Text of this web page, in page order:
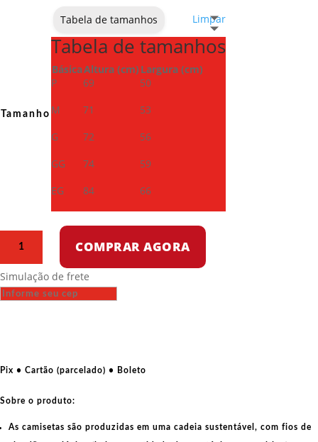
Tamanho
Limpar
Tabela de tamanhos
Tabela de tamanhos
BásicaAltura (cm) Largura (cm)
P
69
50
M
71
53
G
72
56
GG
74
59
EG
84 66
-
Carlos
COMPRAR AGORA
Simulação de frete
Pix • Cartão (parcelado) • Boleto
Sobre o produto:
As camisetas são produzidas em uma cadeia sustentável, com fios de